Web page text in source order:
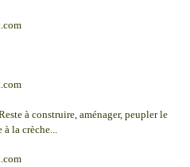
à construire, aménager, peupler le
la crèche...